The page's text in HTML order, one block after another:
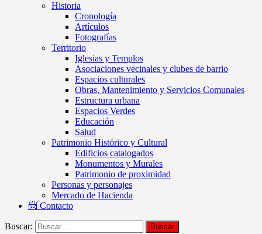
Historia
Cronología
Artículos
Fotografías
Territorio
Iglesias y Templos
Asociaciones vecinales y clubes de barrio
Espacios culturales
Obras, Mantenimiento y Servicios Comunales
Estructura urbana
Espacios Verdes
Educación
Salud
Patrimonio Histórico y Cultural
Edificios catalogados
Monumentos y Murales
Patrimonio de proximidad
Personas y personajes
Mercado de Hacienda
📨 Contacto
Buscar: